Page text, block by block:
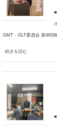
GMT・GLT委員会 第460
続きを読む